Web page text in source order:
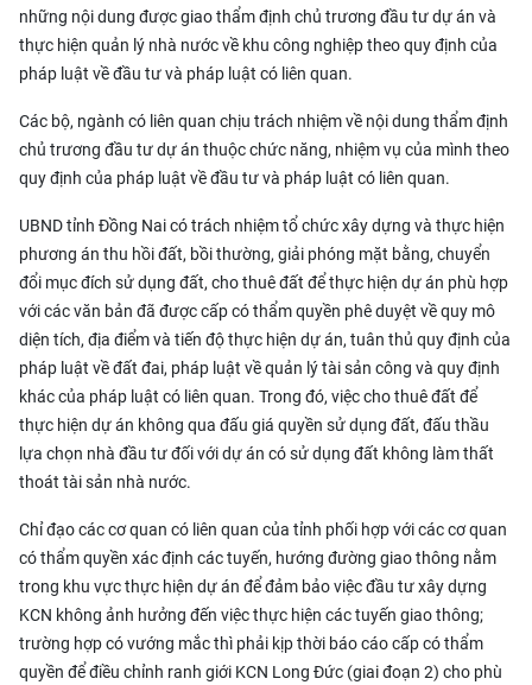
những nội dung được giao thẩm định chủ trương đầu tư dự án và
thực hiện quản lý nhà nước về khu công nghiệp theo quy định của
pháp luật về đầu tư và pháp luật có liên quan.
Các bộ, ngành có liên quan chịu trách nhiệm về nội dung thẩm định
chủ trương đầu tư dự án thuộc chức năng, nhiệm vụ của mình theo
quy định của pháp luật về đầu tư và pháp luật có liên quan.
UBND tỉnh Đồng Nai có trách nhiệm tổ chức xây dựng và thực hiện
phương án thu hồi đất, bồi thường, giải phóng mặt bằng, chuyển
đổi mục đích sử dụng đất, cho thuê đất để thực hiện dự án phù hợp
với các văn bản đã được cấp có thẩm quyền phê duyệt về quy mô
diện tích, địa điểm và tiến độ thực hiện dự án, tuân thủ quy định của
pháp luật về đất đai, pháp luật về quản lý tài sản công và quy định
khác của pháp luật có liên quan. Trong đó, việc cho thuê đất để
thực hiện dự án không qua đấu giá quyền sử dụng đất, đấu thầu
lựa chọn nhà đầu tư đối với dự án có sử dụng đất không làm thất
thoát tài sản nhà nước.
Chỉ đạo các cơ quan có liên quan của tỉnh phối hợp với các cơ quan
có thẩm quyền xác định các tuyến, hướng đường giao thông nằm
trong khu vực thực hiện dự án để đảm bảo việc đầu tư xây dựng
KCN không ảnh hưởng đến việc thực hiện các tuyến giao thông;
trường hợp có vướng mắc thì phải kịp thời báo cáo cấp có thẩm
quyền đểđiều chỉnh ranh giới KCN Long Đức (giai đoạn 2) cho phù